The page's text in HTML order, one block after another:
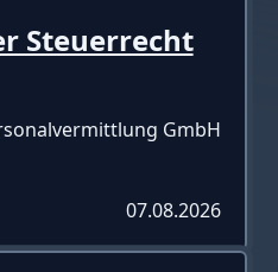
Steuerrecht
GmbH
07.08.2026